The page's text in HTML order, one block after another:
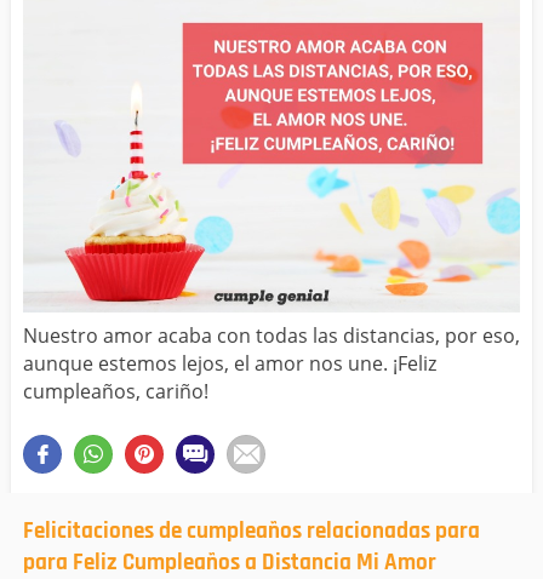
ESPOSO
PAPA
HOMBRE
TIA
CUÑADA
ALGUIEN ESPECIAL
PRIMO
TODAS LAS CATEGORÍAS
Nuestro amor acaba con todas las distancias, por eso,
aunque estemos lejos, el amor nos une. ¡Feliz
cumpleaños, cariño!
Felicitaciones de cumpleaños relacionadas para
para Feliz Cumpleaños a Distancia Mi Amor